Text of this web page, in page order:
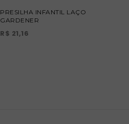
PRESILHA INFANTIL LAÇO
GARDENER
R$ 21,16